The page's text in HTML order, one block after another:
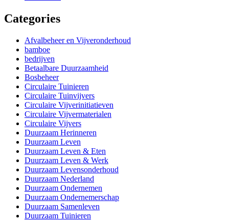
Categories
Afvalbeheer en Vijveronderhoud
bamboe
bedrijven
Betaalbare Duurzaamheid
Bosbeheer
Circulaire Tuinieren
Circulaire Tuinvijvers
Circulaire Vijverinitiatieven
Circulaire Vijvermaterialen
Circulaire Vijvers
Duurzaam Herinneren
Duurzaam Leven
Duurzaam Leven & Eten
Duurzaam Leven & Werk
Duurzaam Levensonderhoud
Duurzaam Nederland
Duurzaam Ondernemen
Duurzaam Ondernemerschap
Duurzaam Samenleven
Duurzaam Tuinieren